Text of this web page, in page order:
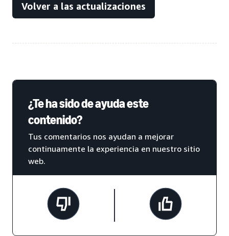
Volver a las actualizaciones
¿Te ha sido de ayuda este
contenido?
Tus comentarios nos ayudan a mejorar
continuamente la experiencia en nuestro sitio
web.